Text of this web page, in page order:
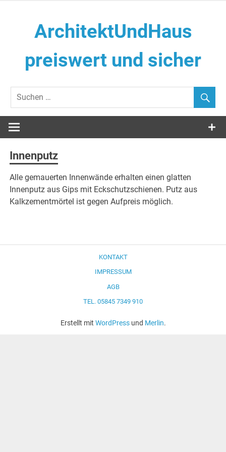
ArchitektUndHaus
preiswert und sicher
Innenputz
Alle gemauerten Innenwände erhalten einen glatten
Innenputz aus Gips mit Eckschutzschienen. Putz aus
Kalkzementmörtel ist gegen Aufpreis möglich.
KONTAKT
IMPRESSUM
AGB
TEL. 05845 7349 910
Erstellt mit WordPressund Merlin.